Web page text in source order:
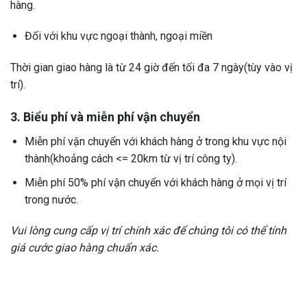
hàng.
Đối với khu vực ngoại thành, ngoại miền
Thời gian giao hàng là từ 24 giờ đến tối đa 7 ngày(tùy vào vị
trí).
3. Biểu phí và miễn phí vận chuyển
Miễn phí vận chuyển với khách hàng ở trong khu vực nội
thành(khoảng cách <= 20km từ vị trí công ty).
Miễn phí 50% phí vận chuyển với khách hàng ở mọi vị trí
trong nước.
Vui lòng cung cấp vị trí chính xác để chúng tôi có thể tính
giá cước giao hàng chuẩn xác.